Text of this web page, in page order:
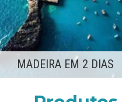
MADEIRA EM 2 DIAS